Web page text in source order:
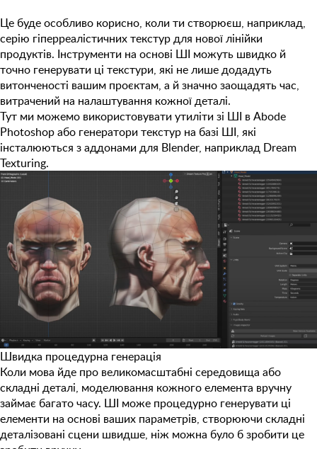
Це буде особливо корисно, коли ти створюєш, наприклад,
серію гіперреалістичних текстур для нової лінійки
продуктів. Інструменти на основі ШІ можуть швидко й
точно генерувати ці текстури, які не лише додадуть
витонченості вашим проєктам, а й значно заощадять час,
витрачений на налаштування кожної деталі.
Тут ми можемо використовувати утиліти зі ШІ в Abode
Photoshopабо генератори текстур на базі ШІ, які
інсталюються з аддонами для Blender, наприклад Dream
Texturing.
Швидка процедурна генерація
Коли мова йде про великомасштабні середовища або
складні деталі, моделювання кожного елемента вручну
займає багато часу. ШІ може процедурно генерувати ці
елементи на основі ваших параметрів, створюючи складні
деталізовані сцени швидше, ніж можна було б зробити це